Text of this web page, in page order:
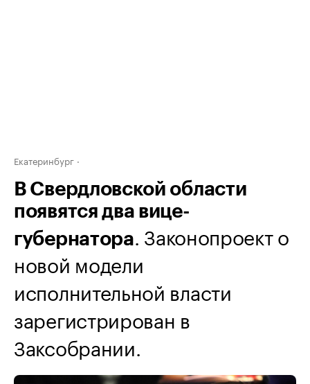
Екатеринбург
В Свердловской области
появятся два вице-
губернатора. Законопроект о
новой модели
исполнительной власти
зарегистрирован в
Заксобрании.